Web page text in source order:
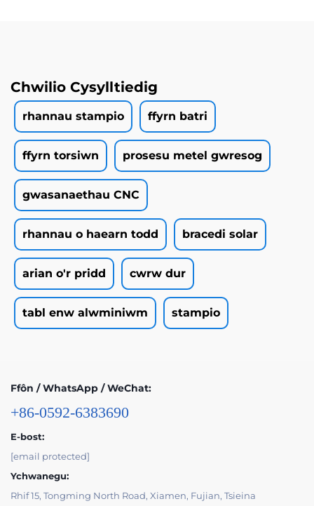
Chwilio Cysylltiedig
rhannau stampio ffyrn batri
ffyrn torsiwn prosesu metel gwresog
gwasanaethau CNC
rhannau o haearn todd bracedi solar
arian o'r pridd cwrw dur
tabl enw alwminiwm stampio
Ffôn / WhatsApp / WeChat:
+86-0592-6383690
E-bost:
[email protected]
Ychwanegu:
Rhif 15, Tongming North Road, Xiamen, Fujian, Tsieina